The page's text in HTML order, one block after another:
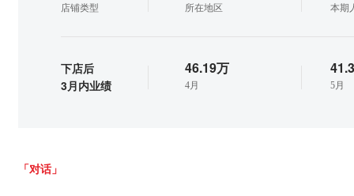
店铺类型 所在地区 本期
下店后
3月内业绩
46.19万
4月 5月
「对话」